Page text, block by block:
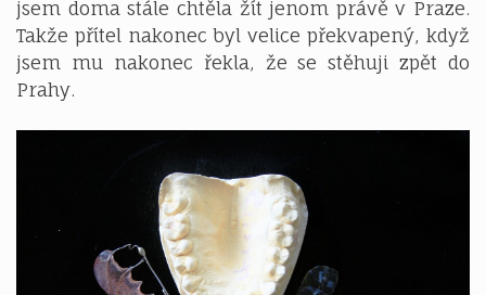
jsem doma stále chtěla žít jenom právě v Praze.
Takže přítel nakonec byl velice překvapený, když
jsem mu nakonec řekla, že se stěhuji zpět do
Prahy.